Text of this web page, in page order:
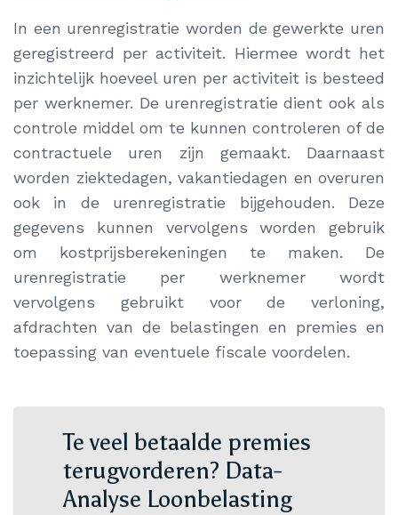
In een urenregistratie worden de gewerkte uren
geregistreerd per activiteit. Hiermee wordt het
inzichtelijk hoeveel uren per activiteit is besteed
per werknemer. De urenregistratie dient ook als
controle middel om te kunnen controleren of de
contractuele uren zijn gemaakt. Daarnaast
worden ziektedagen, vakantiedagen en overuren
ook in de urenregistratie bijgehouden. Deze
gegevens kunnen vervolgens worden gebruik
om kostprijsberekeningen te maken. De
urenregistratie per werknemer wordt
vervolgens gebruikt voor de verloning,
afdrachten van de belastingen en premies en
toepassing van eventuele fiscale voordelen.
Te veel betaalde premies
terugvorderen? Data-
Analyse Loonbelasting